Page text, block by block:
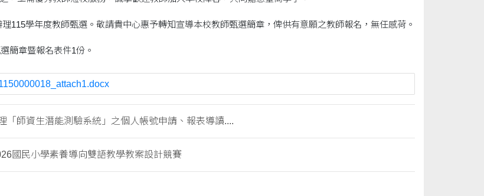
115學年度教師甄選。敬請貴中心惠予轉知宣導本校教師甄選簡章，俾供有意願之教師報名，無任感荷。
簡章暨報名表件1份。
「師資生潛能測驗系統」之個人帳號申請、報表導讀....
國民小學素養導向雙語教學教案設計競賽